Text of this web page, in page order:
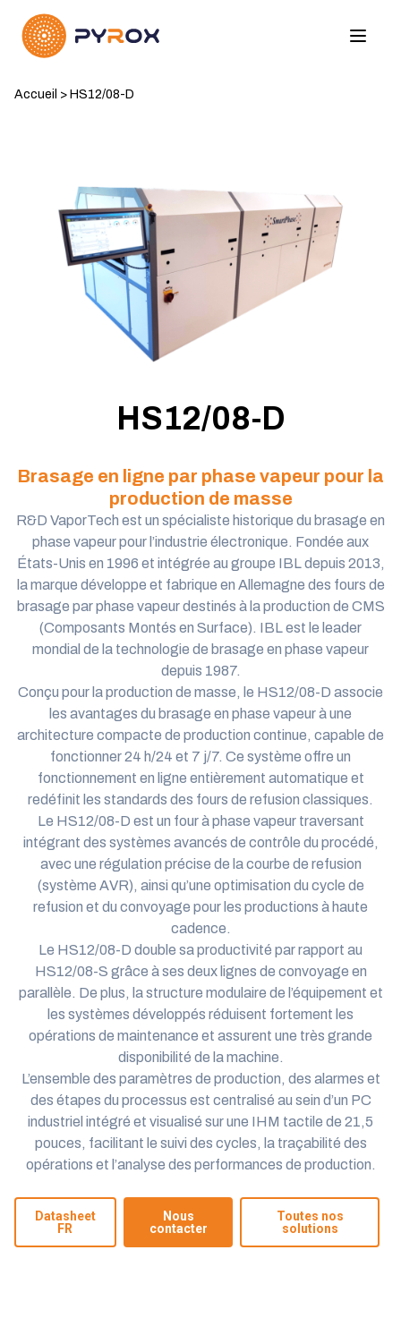
Accueil > HS12/08-D
HS12/08-D
Brasage en ligne par phase vapeur pour la
production de masse
R&D VaporTech est un spécialiste historique du brasage en
phase vapeur pour l’industrie électronique. Fondée aux
États-Unis en 1996 et intégrée au groupe IBL depuis 2013,
la marque développe et fabrique en Allemagne des fours de
brasage par phase vapeur destinés à la production de CMS
(Composants Montés en Surface). IBL est le leader
mondial de la technologie de brasage en phase vapeur
depuis 1987.
Conçu pour la production de masse, le HS12/08-D associe
les avantages du brasage en phase vapeur à une
architecture compacte de production continue, capable de
fonctionner 24 h/24 et 7 j/7. Ce système offre un
fonctionnement en ligne entièrement automatique et
redéfinit les standards des fours de refusion classiques.
Le HS12/08-D est un four à phase vapeur traversant
intégrant des systèmes avancés de contrôle du procédé,
avec une régulation précise de la courbe de refusion
(système AVR), ainsi qu’une optimisation du cycle de
refusion et du convoyage pour les productions à haute
cadence.
Le HS12/08-D double sa productivité par rapport au
HS12/08-S grâce à ses deux lignes de convoyage en
parallèle. De plus, la structure modulaire de l’équipement et
les systèmes développés réduisent fortement les
opérations de maintenance et assurent une très grande
disponibilité de la machine.
L’ensemble des paramètres de production, des alarmes et
des étapes du processus est centralisé au sein d’un PC
industriel intégré et visualisé sur une IHM tactile de 21,5
pouces, facilitant le suivi des cycles, la traçabilité des
opérations et l’analyse des performances de production.
Datasheet
FR
Nous
contacter
Toutes nos
solutions